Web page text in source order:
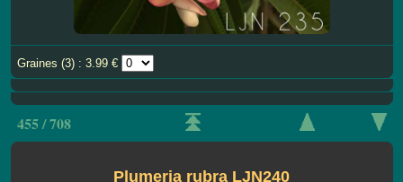
Graines (3) : 3.99 €
455 / 708
Plumeria rubra LJN240